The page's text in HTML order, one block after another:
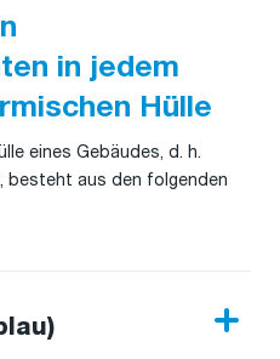
in jedem
Hülle
eines Gebäudes, d. h.
besteht aus den folgenden